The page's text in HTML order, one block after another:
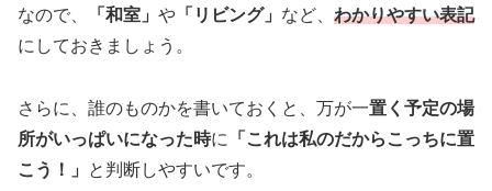
なので、 「和室」 や 「リビング」 など、 わかりやすい表記
にしておきましょう。
さらに、誰のものかを書いておくと、万が一置く予定の場
所がいっぱいになった時に
「これは私のだからこっちに置
こう！」
と判断しやすいです。